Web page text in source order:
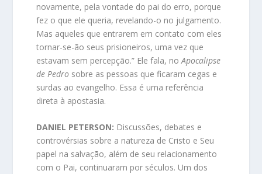
novamente, pela vontade do pai do erro, porque
fez o que ele queria, revelando-o no julgamento.
Mas aqueles que entrarem em contato com eles
tornar-se-ão seus prisioneiros, uma vez que
estavam sem percepção.” Ele fala, noApocalipse
de Pedro sobre as pessoas que ficaram cegas e
surdas ao evangelho. Essa é uma referência
direta à apostasia.
DANIEL PETERSON: Discussões, debates e
controvérsias sobre a natureza de Cristo e Seu
papel na salvação, além de seu relacionamento
com o Pai, continuaram por séculos. Um dos